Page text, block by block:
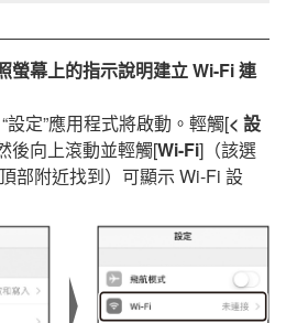
螢幕上的指示說明建立 Wi-Fi 連
設定”應用程式將啟動。輕觸[< 設
後向上滾動並輕觸[Wi-Fi]（該選
部附近找到）可顯示 Wi-Fi 設